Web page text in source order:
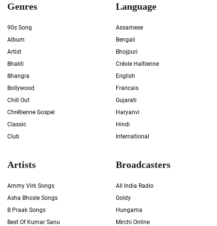
Genres
90s Song
Album
Artist
Bhakti
Bhangra
Bollywood
Chill Out
Chrétienne Gospel
Classic
Club
Language
Assamese
Bengali
Bhojpuri
Créole Haïtienne
English
Francais
Gujarati
Haryanvi
Hindi
International
Artists
Ammy Virk Songs
Asha Bhosle Songs
B Praak Songs
Best Of Kumar Sanu
Broadcasters
All India Radio
Goldy
Hungama
Mirchi Online